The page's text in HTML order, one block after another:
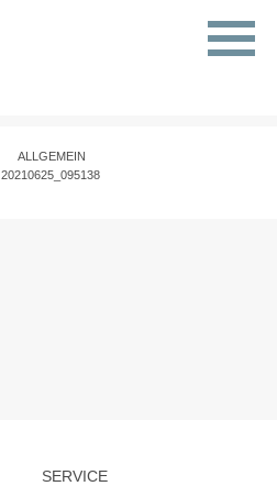
ALLGEMEIN
20210625_095138
SERVICE